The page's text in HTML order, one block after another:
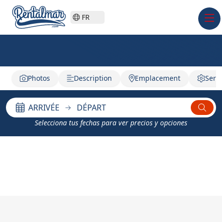
FR
Photos Description Emplacement
ARRIVÉE DÉPART
Selecciona tus fechas para ver precios y opciones